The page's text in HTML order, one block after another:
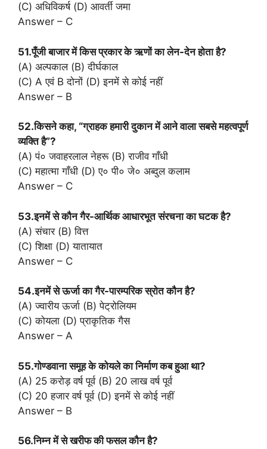
(C) अधिविकर्ष (D) आवर्ती जमा
Answer – C
51.पूँजी बाजार में किस प्रकार के ऋणों का लेन-देन होता है?
(A) अल्पकाल (B) दीर्घकाल
(C) A एवं B दोनों (D) इनमें से कोई नहीं
Answer – B
52.किसने कहा, “ग्राहक हमारी दुकान में आने वाला सबसे महत्वपूर्ण
व्यक्ति है”?
(A) पं० जवाहरलाल नेहरू (B) राजीव गाँधी
(C) महात्मा गाँधी (D) ए० पी० जे० अब्दुल कलाम
Answer – C
53.इनमें से कौन गैर-आर्थिक आधारभूत संरचना का घटक है?
(A) संचार (B) वित्त
(C) शिक्षा (D) यातायात
Answer – C
54.इनमें से ऊर्जा का गैर-पारम्परिक स्रोत कौन है?
(A) ज्वारीय ऊर्जा (B) पेट्रोलियम
(C) कोयला (D) प्राकृतिक गैस
Answer – A
55.गोण्डवाना समूह के कोयले का निर्माण कब हुआ था?
(A) 25 करोड़ वर्ष पूर्व (B) 20 लाख वर्ष पूर्व
(C) 20 हजार वर्ष पूर्व (D) इनमें से कोई नहीं
Answer – B
56.निम्न में से खरीफ की फसल कौन है?